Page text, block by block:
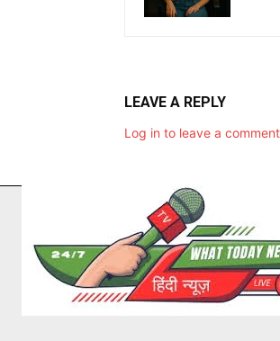
LEAVE A REPLY
Log in to leave a comment